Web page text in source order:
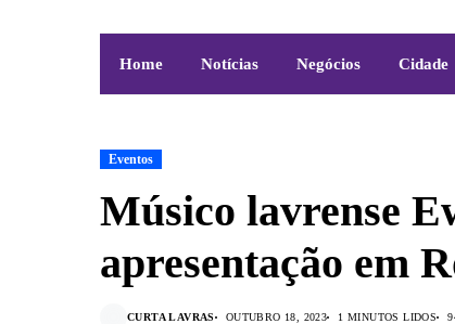
Home Notícias Negócios Cidade
Eventos
Músico lavrense
apresentação em
CURTA LAVRAS OUTUBRO 18, 2023 1 MINUTOS LIDOS